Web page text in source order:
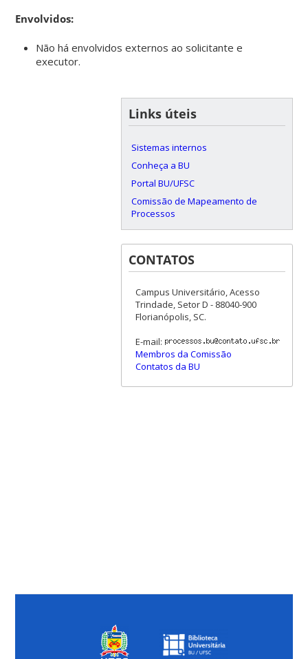
Envolvidos:
Não há envolvidos externos ao solicitante e
executor.
Links úteis
Sistemas internos
Conheça a BU
Portal BU/UFSC
Comissão de Mapeamento de
Processos
CONTATOS
Campus Universitário, Acesso
Trindade, Setor D - 88040-900
Florianópolis, SC.
E-mail:
Membros da Comissão
Contatos da BU